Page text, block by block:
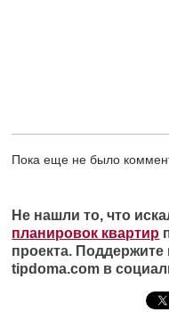
Пока еще не было
Не нашли то, что
планировок квартир
проекта. Поддержите
tipdoma.com в